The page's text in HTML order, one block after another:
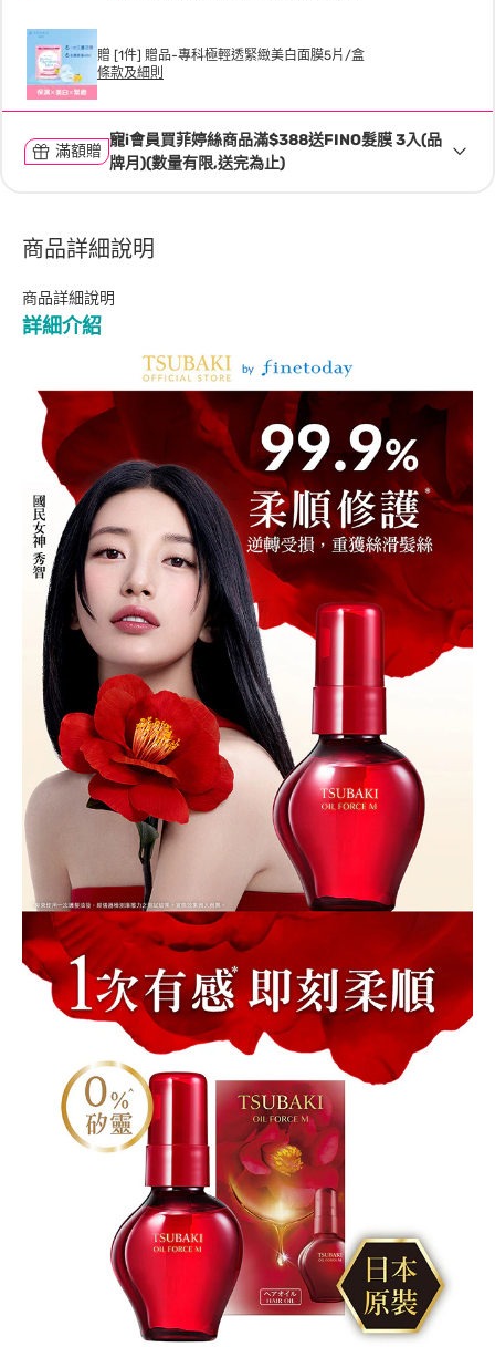
贈 [1件] 贈品-專科極輕透緊緻美白面膜5片/盒
條款及細則
滿額贈
寵i會員買菲婷絲商品滿$388送FINO髮膜 3入(品
牌月)(數量有限,送完為止)
商品詳細說明
商品詳細說明
詳細介紹